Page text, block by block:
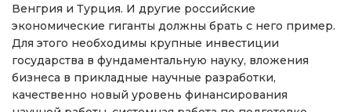
Венгрия и Турция. И другие российские
экономические гиганты должны брать с него пример.
Для этого необходимы крупные инвестиции
государства в фундаментальную науку, вложения
бизнеса в прикладные научные разработки,
качественно новый уровень финансирования